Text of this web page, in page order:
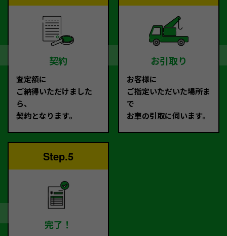
契約
査定額に
ご納得いただけました
ら、
契約となります。
お引取り
お客様に
ご指定いただいた場所ま
で
お車の引取に伺います。
Step.5
完了！